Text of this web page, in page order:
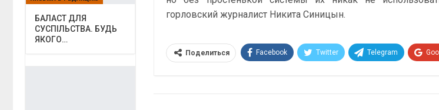
горловский журналист Никита Синицын.
Поделиться Facebook Twitter Telegram
БАЛАСТ ДЛЯ
СУСПІЛЬСТВА. БУДЬ
ЯКОГО…